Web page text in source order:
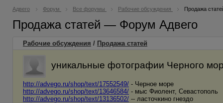
Адвего Форум Все форумы Рабочие обсуждения Продажа
Продажа статей — Форум Адвего
Рабочие обсуждения / Продажа статей
уникальные фотографии Черного
http://advego.ru/shop/text/17552549/ - Черное море
http://advego.ru/shop/text/13646584/ - мыс Фиолент, Севастополь
http://advego.ru/shop/text/13136502/ -- ласточкино гнездо